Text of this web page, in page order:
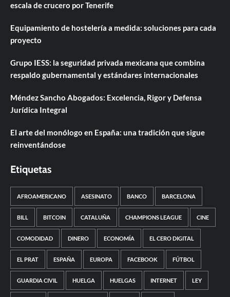
escala de crucero por Tenerife
Equipamiento de hostelería a medida: soluciones para cada
proyecto
Grupo IESS: la seguridad privada mexicana que combina
respaldo gubernamental y estándares internacionales
Méndez Sancho Abogados: Excelencia, Rigor y Defensa
Jurídica Integral
El arte del monólogo en España: una tradición que sigue
reinventándose
Etiquetas
AFROAMERICANO ASESINATO BANCO BARCELONA
BILL BITCOIN CATALUÑA CHAMPIONS LEAGUE CINE
COMODIDAD DINERO ECONOMÍA EL CERO DIGITAL
EL PRAT ESPAÑA EUROPA FACEBOOK FÚTBOL
GUARDIA CIVIL HUELGA HUELGAS INTERNET LEY